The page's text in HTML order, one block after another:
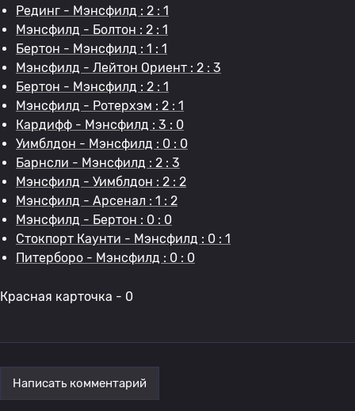
Рединг - Мэнсфилд : 2 : 1
Мэнсфилд - Болтон : 2 : 1
Бертон - Мэнсфилд : 1 : 1
Мэнсфилд - Лейтон Ориент : 2 : 3
Бертон - Мэнсфилд : 2 : 1
Мэнсфилд - Ротерхэм : 2 : 1
Кардифф - Мэнсфилд : 3 : 0
Уимблдон - Мэнсфилд : 0 : 0
Барнсли - Мэнсфилд : 2 : 3
Мэнсфилд - Уимблдон : 2 : 2
Мэнсфилд - Арсенал : 1 : 2
Мэнсфилд - Бертон : 0 : 0
Стокпорт Каунти - Мэнсфилд : 0 : 1
Питерборо - Мэнсфилд : 0 : 0
Красная карточка - 0
Написать комментарий